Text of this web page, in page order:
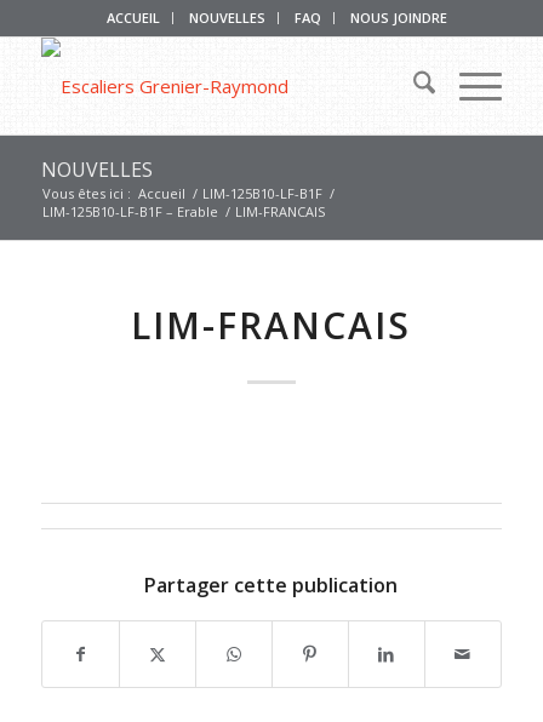
ACCUEIL NOUVELLES FAQ NOUS JOINDRE
NOUVELLES
Vous êtes ici : Accueil / LIM-125B10-LF-B1F /
LIM-125B10-LF-B1F – Erable / LIM-FRANCAIS
LIM-FRANCAIS
Partager cette publication